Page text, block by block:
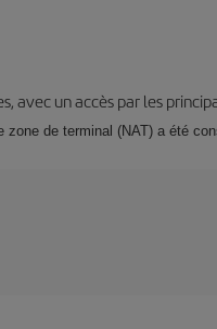
avec un accès par les
zone de terminal (NAT) a été